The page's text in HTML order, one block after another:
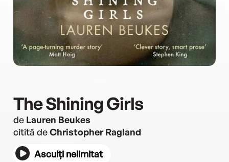
The Shining Girls
de Lauren Beukes
citită deChristopher Ragland
Asculți nelimitat